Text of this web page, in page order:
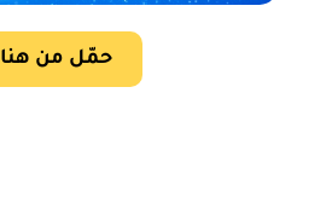
حمّل من هنا